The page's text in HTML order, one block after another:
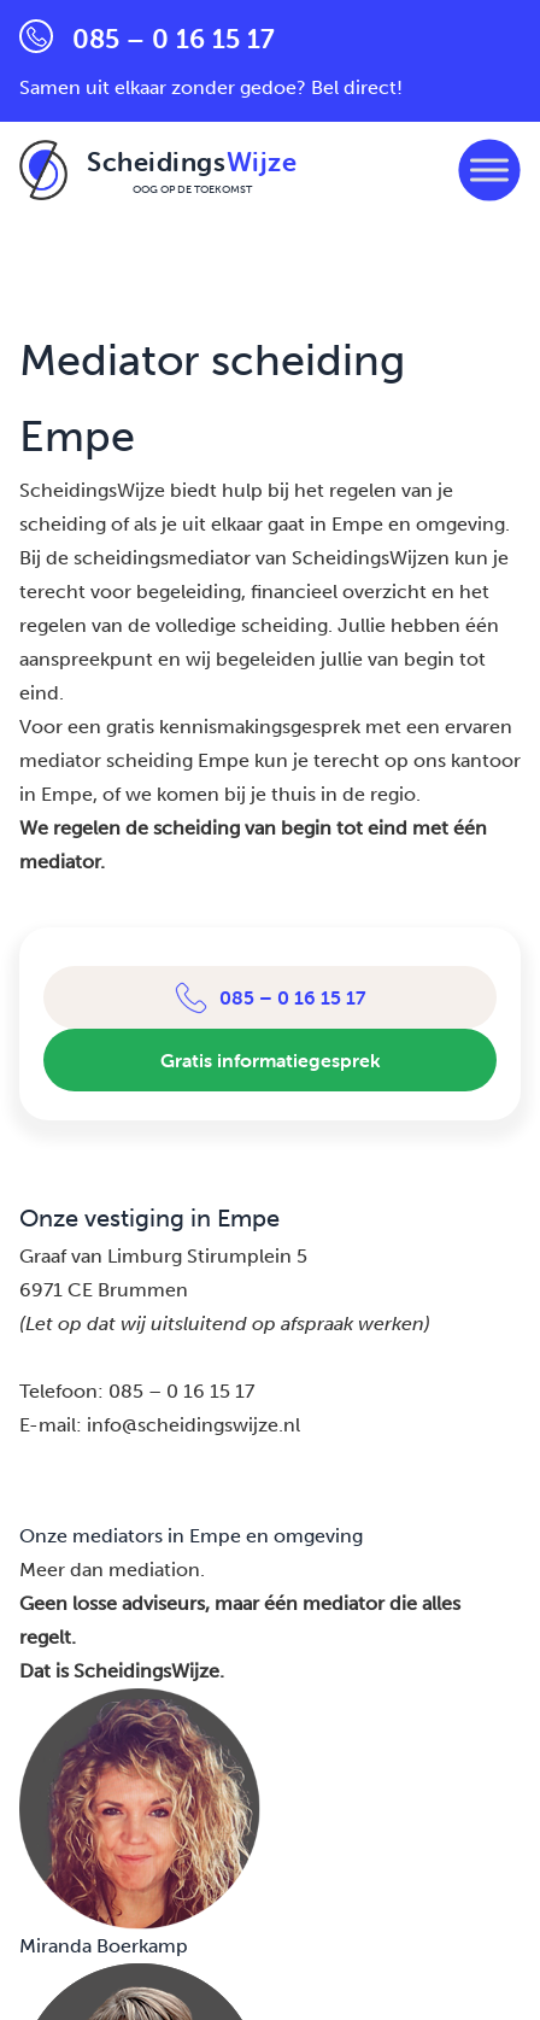
085 – 0 16 15 17
Samen uit elkaar zonder gedoe? Bel direct!
ScheidingsWijze
OOG OP DE TOEKOMST
Mediator scheiding
Empe
ScheidingsWijze biedt hulp bij het regelen van je
scheiding of als je uit elkaar gaat in Empe en omgeving.
Bij de scheidingsmediator van ScheidingsWijzen kun je
terecht voor begeleiding, financieel overzicht en het
regelen van de volledige scheiding. Jullie hebben één
aanspreekpunt en wij begeleiden jullie van begin tot
eind.
Voor een gratis kennismakingsgesprek met een ervaren
mediator scheiding Empe kun je terecht op ons kantoor
in Empe, of we komen bij je thuis in de regio.
We regelen de scheiding van begin tot eind met één
mediator.
085 – 0 16 15 17
Gratis informatiegesprek
Onze vestiging in Empe
Graaf van Limburg Stirumplein 5
6971 CE Brummen
(Let op dat wij uitsluitend op afspraak werken)
Telefoon: 085 – 0 16 15 17
E-mail: info@scheidingswijze.nl
Onze mediators in Empe en omgeving
Meer dan mediation.
Geen losse adviseurs, maar één mediator die alles
regelt.
Dat is ScheidingsWijze.
Miranda Boerkamp